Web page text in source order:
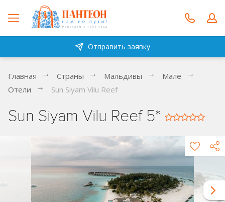
Отправить заявку
Главная Страны Мальдивы
Мале
Отели
Sun Siyam Vilu Reef
Sun Siyam Vilu Reef 5*